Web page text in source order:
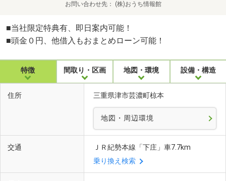
お問い合わせ先 (株)おうち情報館
■当社限定特典有、即日案内可能！
■頭金０円、他借入もおまとめローン可能！
特徴 間取り・区画 地図・環境 設備・構造
住所 三重県津市芸濃町椋本
地図・周辺環境
交通
ＪＲ紀勢本線「下庄」車7.7km
乗り換え検索